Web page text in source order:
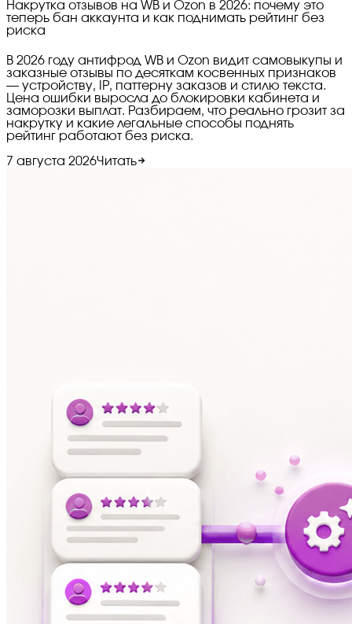
Накрутка отзывов на WB и Ozon в 2026: почему это
теперь бан аккаунта и как поднимать рейтинг без
риска
В 2026 году антифрод WB и Ozon видит самовыкупы и
заказные отзывы по десяткам косвенных признаков
— устройству, IP, паттерну заказов и стилю текста.
Цена ошибки выросла до блокировки кабинета и
заморозки выплат. Разбираем, что реально грозит за
накрутку и какие легальные способы поднять
рейтинг работают без риска.
7 августа 2026Читать